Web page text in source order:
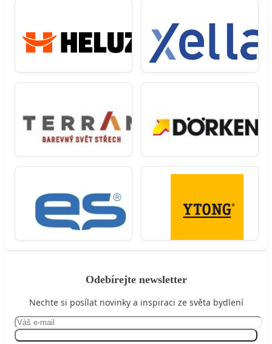
Odebírejte newsletter
Nechte si posílat novinky a inspiraci ze světa bydlení